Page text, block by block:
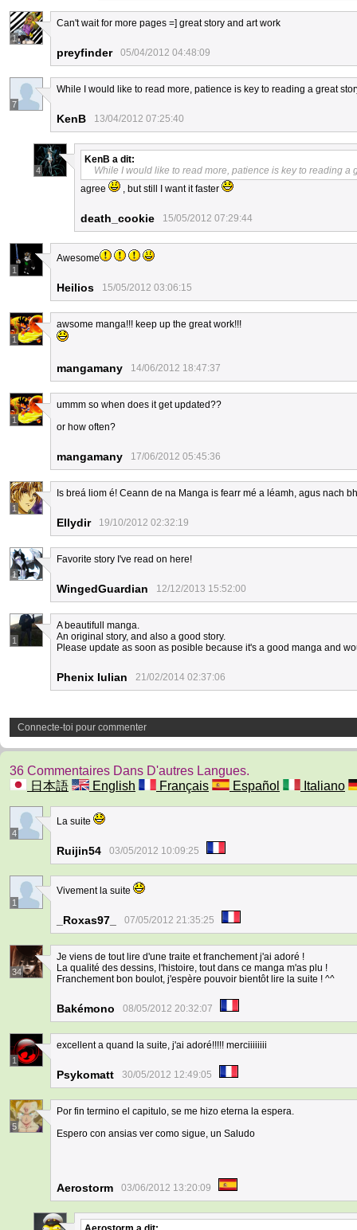
1
Can't wait for more pages =] great story and art work
preyfinder 05/04/2012 04:48:09
7
While I would like to read more, patience is key to reading a great
KenB 13/04/2012 07:25:40
4
KenB a dit:
While I would like to read more, patience is key to reading a
agree
, but still I want it faster
death_cookie 15/05/2012 07:29:44
1
Awesome
Heilios 15/05/2012 03:06:15
1
awsome manga!!! keep up the great work!!!
mangamany 14/06/2012 18:47:37
1
ummm so when does it get updated??
or how often?
mangamany 17/06/2012 05:45:36
1
Is breá liom é! Ceann de na Manga is fearr mé a léamh, agus nach
Ellydir 19/10/2012 02:32:19
1
Favorite story I've read on here!
WingedGuardian 12/12/2013 15:52:00
1
A beautifull manga.
An original story, and also a good story.
Please update as soon as posible because it's a good manga and
Phenix Iulian 21/02/2014 02:37:06
Connecte-toi pour commenter
36 Commentaires Dans D'autres Langues.
日本語
English Français Español Italiano
4
La suite
Ruijin54 03/05/2012 10:09:25
1
Vivement la suite
_Roxas97_ 07/05/2012 21:35:25
34
Je viens de tout lire d'une traite et franchement j'ai adoré !
La qualité des dessins, l'histoire, tout dans ce manga m'as plu !
Franchement bon boulot, j'espère pouvoir bientôt lire la suite ! ^^
Bakémono 08/05/2012 20:32:07
1
excellent a quand la suite, j'ai adoré!!!!! merciiiiiiii
Psykomatt 30/05/2012 12:49:05
5
Por fin termino el capitulo, se me hizo eterna la espera.
Espero con ansias ver como sigue, un Saludo
Aerostorm 03/06/2012 13:20:09